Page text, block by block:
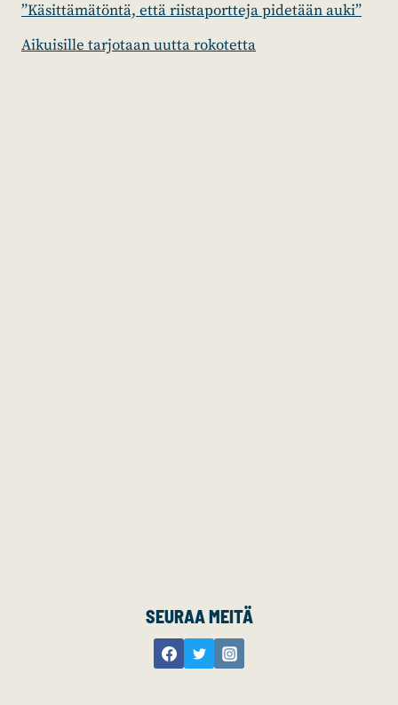
”Käsittämätöntä, että riistaportteja pidetään auki”
Aikuisille tarjotaan uutta rokotetta
SEURAA MEITÄ